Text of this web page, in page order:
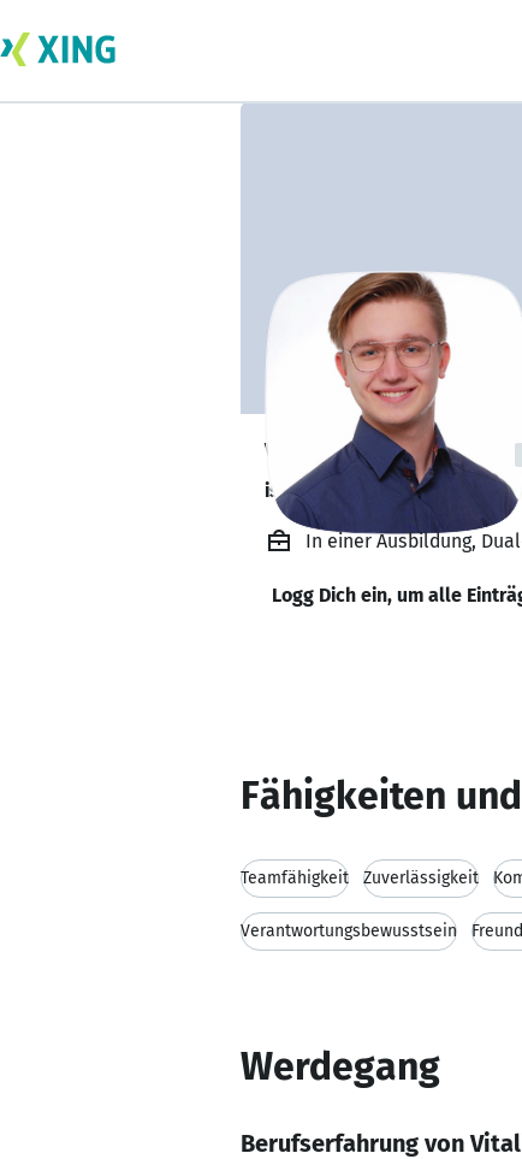
Vitali Hartmann
ist in der Prüfungsphase.
In einer Ausbildung,
Logg Dich ein, um alle
Fähigkeiten
Teamfähigkeit Zuverlässigkeit
Verantwortungsbewusstsein
Werdegang
Berufserfahrung von